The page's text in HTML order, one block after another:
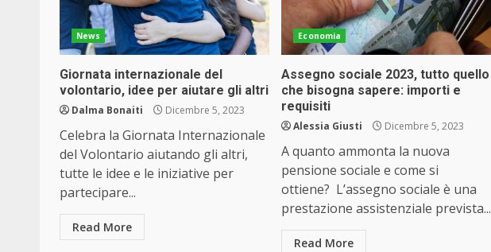
News
Giornata internazionale del
volontario, idee per aiutare gli altri
Dalma Bonaiti Dicembre 5, 2023
Celebra la Giornata Internazionale
del Volontario aiutando gli altri,
tutte le idee e le iniziative per
partecipare...
Read More
Economia
Assegno sociale 2023, tutto quello
che bisogna sapere: importi e
requisiti
Alessia Giusti Dicembre 5, 2023
A quanto ammonta la nuova
pensione sociale e come si
ottiene? L’assegno sociale è una
prestazione assistenziale prevista...
Read More